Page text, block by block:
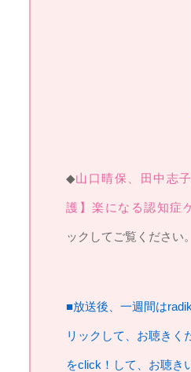
◆山口晴保、田中志
護】楽になる認知症
ックしてご覧ください。
■放送後、一週間は
リックして、お聴きく
をclick！して、お聴き